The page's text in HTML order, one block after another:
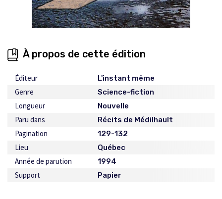
À propos de cette édition
Éditeur L'instant même
Genre Science-fiction
Longueur Nouvelle
Paru dans Récits de Médilhault
Pagination 129-132
Lieu Québec
Année de parution 1994
Support Papier